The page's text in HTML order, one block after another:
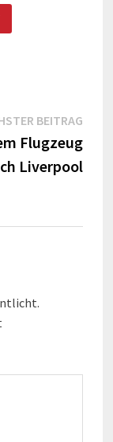
BEITRAG
Flugzeug
Liverpool